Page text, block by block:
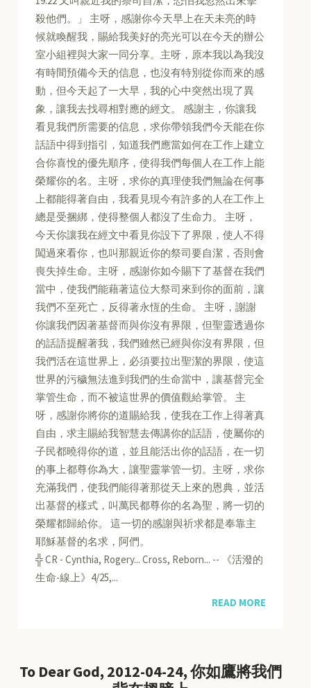
殺他們。」 主呀，感謝你今天早上在天未亮的時
候就喚醒我，賜給我美好的亮光可以在今天的辦公
室小組裡與大家一同分享。主呀，原本我以為我沒
有時間預備今天的信息，也沒有特別從你而來的感
動，但今天起了一大早，我的心中突然出現了異
象，讓我去找尋相對應的經文。 感謝主，你讓我
看見我們所需要的信息，求你帶領我們今天能在你
話語中得到指引，知道我們應當如何在工作上建立
合你喜悅的優先順序，使得我們每個人在工作上能
榮耀你的名。主呀，求你的真理使我們無論在何事
上都能得著自由，我看見現今有許多的人在工作上
總是受捆綁，使得整個人都沒了生命力。 主呀，
今天你讓我在經文中看見你設下了界限，使人不得
闖過來看你，也叫那親近你的祭司要自潔，否則會
喪失掉生命。主呀，感謝你如今賜下了基督在我們
當中，使我們能藉著這位大祭司來到你的面前，讓
我們不至死亡，反得著永恆的生命。 主呀，謝謝
你讓我們因著基督而與你沒有界限，但聖靈透過你
的話語提醒著我，我們雖然已經與你沒有界限，但
我們活在這世界上，必須要拉出聖潔的界限，使這
世界的污穢無法進到我們的生命當中，讓基督完全
掌管生命，而不被這世界的價值觀給掌管。 主
呀，感謝你將你的道賜給我，使我在工作上得著真
自由，求主賜給我智慧去傳講你的話語，使屬你的
子民都曉得你的道，並且能活出你的話語，在一切
的事上都尊你為大，讓聖靈掌管一切。主呀，求你
充滿我們，使我們能得著那從天上來的恩典，並活
出基督的樣式，叫萬民都尊你的名為聖，將一切的
榮耀都歸給你。 這一切的感謝與祈求都是奉靠主
耶穌基督的名求，阿們。
╬ CR - Cynthia, Rogery... Cross, Reborn... -- 《活潑的
生命-線上》4/25,...
READ MORE
To Dear God, 2012-04-24, 你如鷹將我們